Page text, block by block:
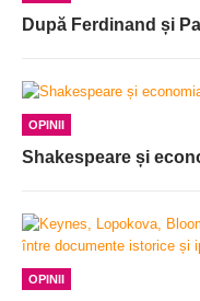
După Ferdinand și
OPINII
Shakespeare și
OPINII